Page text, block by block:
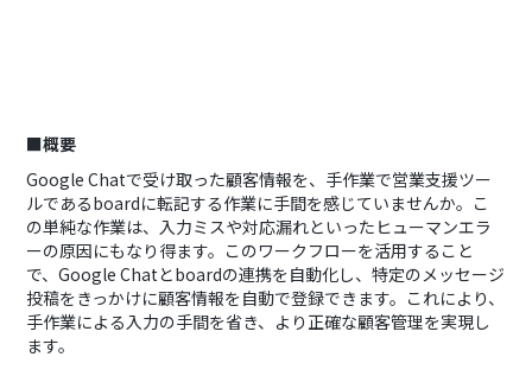
■概要
Google Chatで受け取った顧客情報を、手作業で営業支援ツー
ルであるboardに転記する作業に手間を感じていませんか。こ
の単純な作業は、入力ミスや対応漏れといったヒューマンエラ
ーの原因にもなり得ます。このワークフローを活用すること
で、Google Chatとboardの連携を自動化し、特定のメッセージ
投稿をきっかけに顧客情報を自動で登録できます。これにより、
手作業による入力の手間を省き、より正確な顧客管理を実現し
ます。